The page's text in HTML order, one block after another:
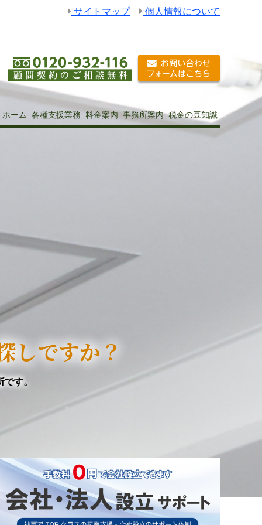
サイトマップ 個人情報について
ホーム 各種支援業務 料金案内 事務所案内 税金の豆知識
しですか？
す。